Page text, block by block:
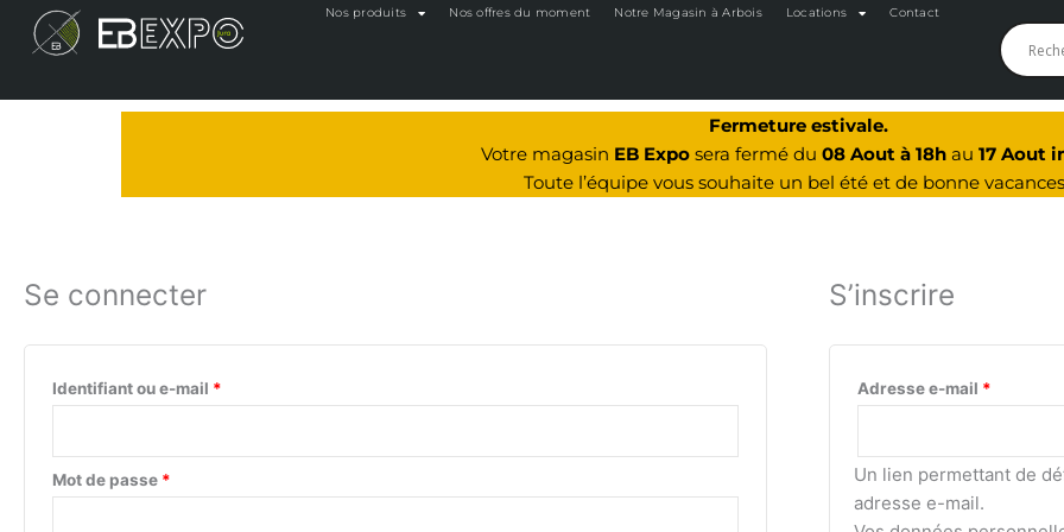
Nos produits Nos offres du moment Notre Magasin à Arbois Locations Contact
Fermeture estivale.
Votre magasin EB Expo sera fermé du 08 Aout à 18h au 17 Aout
Toute l’équipe vous souhaite un bel été et de bonne
Se connecter
Identifiant ou e-mail *
Obligatoire
Mot de passe *
Obligatoire
S’inscrire
Adresse e-mail *
Un lien permettant de
adresse e-mail.